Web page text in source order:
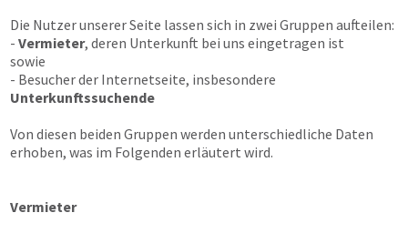
Die Nutzer unserer Seite lassen sich in zwei Gruppen aufteilen:
- Vermieter, deren Unterkunft bei uns eingetragen ist
sowie
- Besucher der Internetseite, insbesondere
Unterkunftssuchende
Von diesen beiden Gruppen werden unterschiedliche Daten
erhoben, was im Folgenden erläutert wird.
Vermieter